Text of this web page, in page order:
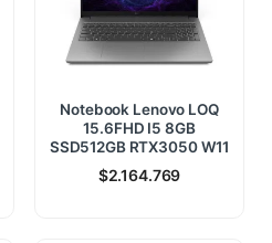
Notebook Lenovo LOQ
15.6FHD I5 8GB
SSD512GB RTX3050 W11
$2.164.769